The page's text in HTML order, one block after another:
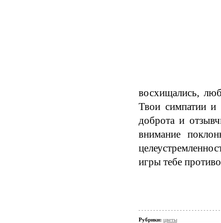
восхищались,
Твои симпатии и
доброта и
внимание
игры тебе
Рубрики: цветы